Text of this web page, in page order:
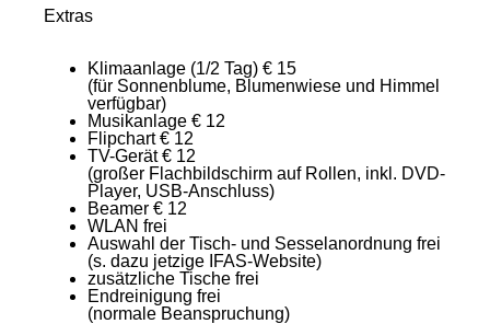
Extras
Klimaanlage (1/2 Tag) € 15
(für Sonnenblume, Blumenwiese und Himmel
verfügbar)
Musikanlage € 12
Flipchart€ 12
TV-Gerät€ 12
(großer Flachbildschirm auf Rollen, inkl. DVD-
Player, USB-Anschluss)
Beamer € 12
WLAN frei
Auswahl der Tisch- und Sesselanordnung frei
(s. dazu jetzige IFAS-Website)
zusätzliche Tische frei
Endreinigung frei
(normale Beanspruchung)